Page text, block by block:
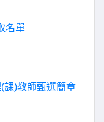
名單
課)教師甄選簡章